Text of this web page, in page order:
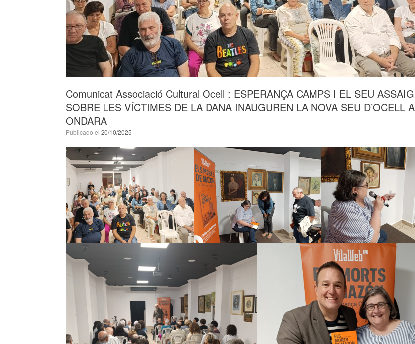
Comunicat Associació Cultural Ocell : ESPERANÇA CAMPS I EL SEU ASSAIG
SOBRE LES VÍCTIMES DE LA DANA INAUGUREN LA NOVA SEU D’OCELL A
ONDARA
Publicado el 20/10/2025